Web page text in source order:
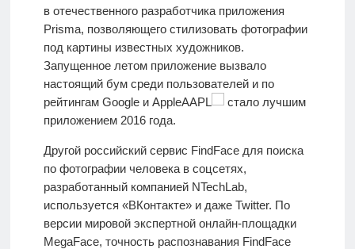
в отечественного разработчика приложения
Prisma, позволяющего стилизовать фотографии
под картины известных художников.
Запущенное летом приложение вызвало
настоящий бум среди пользователей и по
рейтингам Google и AppleAAPL
стало лучшим
приложением 2016 года.
Другой российский сервис FindFace для поиска
по фотографии человека в соцсетях,
разработанный компанией NTechLab,
используется «ВКонтакте» и даже Twitter. По
версии мировой экспертной онлайн-площадки
MegaFace, точность распознавания FindFace